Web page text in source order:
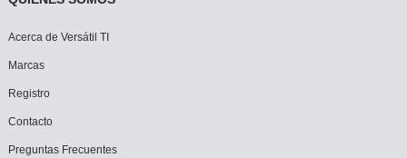
Acerca de Versátil TI
Marcas
Registro
Contacto
Preguntas Frecuentes